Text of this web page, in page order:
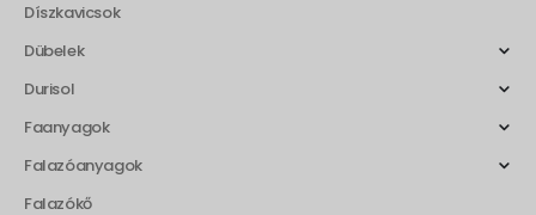
Díszkavicsok
Dübelek
Durisol
Faanyagok
Falazóanyagok
Falazókő